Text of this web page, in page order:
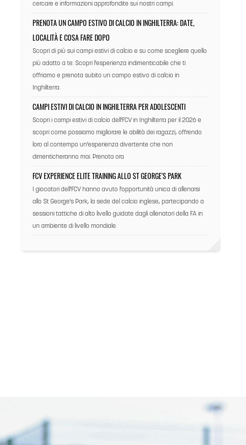
cercare e informazioni approfondite sui nostri campi.
PRENOTA UN CAMPO ESTIVO DI CALCIO IN INGHILTERRA: DATE,
LOCALITÀ E COSA FARE DOPO
Scopri di più sui campi estivi di calcio e su come scegliere quello
più adatto a te. Scopri l'esperienza indimenticabile che ti
offriamo e prenota subito un campo estivo di calcio in
Inghilterra.
CAMPI ESTIVI DI CALCIO IN INGHILTERRA PER ADOLESCENTI
Scopri i campi estivi di calcio dell'FCV in Inghilterra per il 2026 e
scopri come possiamo migliorare le abilità dei ragazzi, offrendo
loro al contempo un'esperienza divertente che non
dimenticheranno mai. Prenota ora
FCV EXPERIENCE ELITE TRAINING ALLO ST GEORGE'S PARK
I giocatori dell'FCV hanno avuto l'opportunità unica di allenarsi
allo St George's Park, la sede del calcio inglese, partecipando a
sessioni tattiche di alto livello guidate dagli allenatori della FA in
un ambiente di livello mondiale.